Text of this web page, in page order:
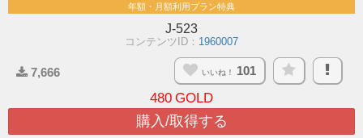
年額・月額利用プラン特典
J-523
コンテンツID： 1960007
7,666 いいね！ 101
480 GOLD
購入/取得する